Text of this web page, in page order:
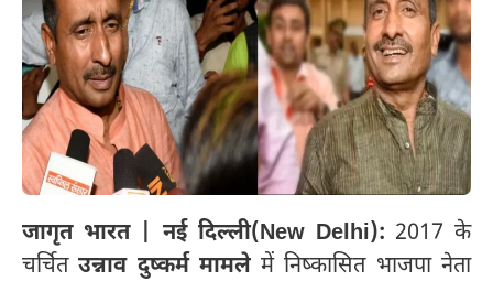
जागृत भारत | नई दिल्ली(New Delhi): 2017 के
चर्चितउन्नाव दुष्कर्म मामलेमें निष्कासित भाजपा नेता